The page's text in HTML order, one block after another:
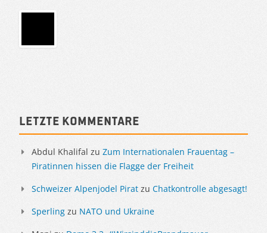
Sidebar
Letzte Kommentare
Abdul Khalifal zu Zum Internationalen Frauentag –
Piratinnen hissen die Flagge der Freiheit
Schweizer Alpenjodel Pirat zu Chatkontrolle abgesagt!
Sperling zu NATO und Ukraine